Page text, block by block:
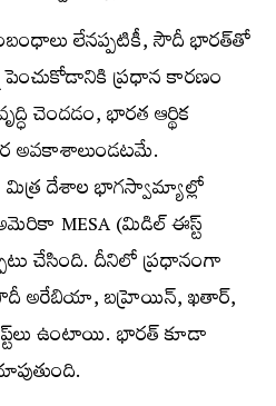
లేనప్పటికీ, సౌదీ భారత్‌తో
ప్రధాన కారణం
చెందడం, భారత ఆర్థిక
అవకాశాలుండటమే.
దేశాల భాగస్వామ్యాల్లో
MESA (మిడిల్ ఈస్ట్
చేసింది. దీనిలో ప్రధానంగా
అరేబియా, బహ్రెయిన్, ఖతార్,
ఉంటాయి. భారత్ కూడా